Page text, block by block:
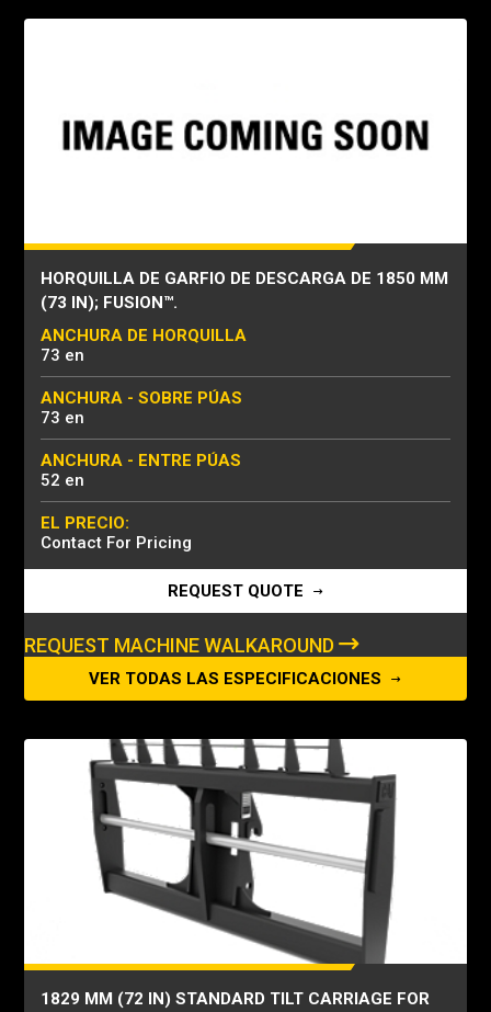
HORQUILLA DE GARFIO DE DESCARGA DE 1850 MM
(73 IN); FUSION™.
ANCHURA DE HORQUILLA
73 en
ANCHURA - SOBRE PÚAS
73 en
ANCHURA - ENTRE PÚAS
52 en
EL PRECIO:
Contact For Pricing
REQUEST QUOTE
REQUEST MACHINE WALKAROUND
VER TODAS LAS ESPECIFICACIONES
1829 MM (72 IN) STANDARD TILT CARRIAGE FOR